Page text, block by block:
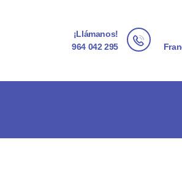
¡Llámanos!
964 042 295
CENTRO IMPALA